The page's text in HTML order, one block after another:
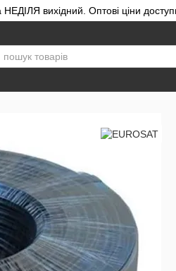
вихідний. Оптові ціни